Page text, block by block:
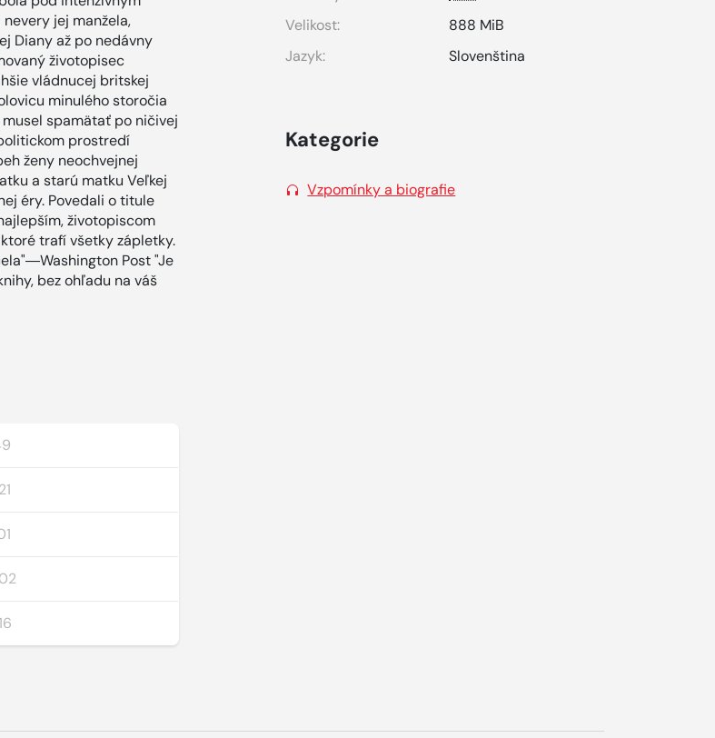
jej manžela,
Diany až po nedávny
životopisec
vládnucej britskej
minulého storočia
spamätať po ničivej
prostredí
ženy neochvejnej
a starú matku Veľkej
éry. Povedali o titule
životopiscom
trafí všetky zápletky.
Post "Je
bez ohľadu na váš
Velikost:
888 MiB
Jazyk:
Slovenština
Kategorie
Vzpomínky a biografie